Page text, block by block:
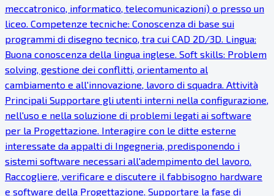
meccatronico, informatico, telecomunicazioni) o presso un
liceo. Competenze tecniche: Conoscenza di base sui
programmi di disegno tecnico, tra cui CAD 2D/3D. Lingua:
Buona conoscenza della lingua inglese. Soft skills: Problem
solving, gestione dei conflitti, orientamento al
cambiamento e all'innovazione, lavoro di squadra. Attività
Principali Supportare gli utenti interni nella configurazione,
nell'uso e nella soluzione di problemi legati ai software
per la Progettazione. Interagire con le ditte esterne
interessate da appalti di Ingegneria, predisponendo i
sistemi software necessari all'adempimento del lavoro.
Raccogliere, verificare e discutere il fabbisogno hardware
e software della Progettazione. Supportare la fase di